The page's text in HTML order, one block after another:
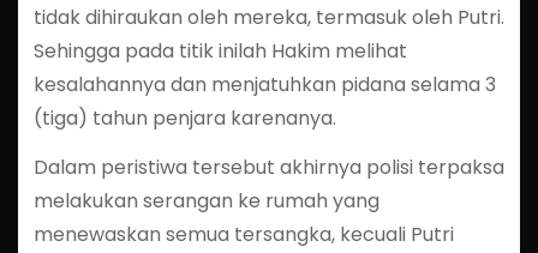
tidak dihiraukan oleh mereka, termasuk oleh Putri.
Sehingga pada titik inilah Hakim melihat
kesalahannya dan menjatuhkan pidana selama 3
(tiga) tahun penjara karenanya.
Dalam peristiwa tersebut akhirnya polisi terpaksa
melakukan serangan ke rumah yang
menewaskan semua tersangka, kecuali Putri